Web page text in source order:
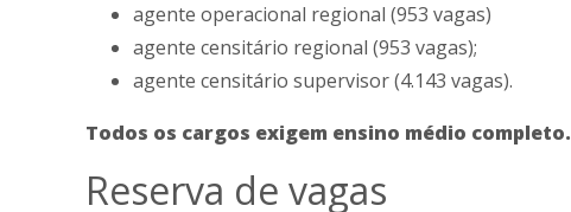
agente operacional regional (953 vagas)
agente censitário regional (953 vagas);
agente censitário supervisor (4.143 vagas).
Todos os cargos exigem ensino médio completo.
Reserva de vagas